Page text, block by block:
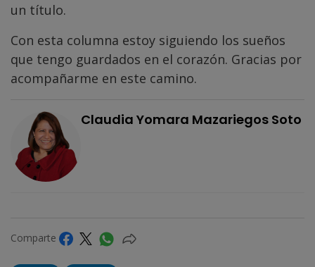
un título.
Con esta columna estoy siguiendo los sueños
que tengo guardados en el corazón. Gracias por
acompañarme en este camino.
Claudia Yomara Mazariegos Soto
Comparte